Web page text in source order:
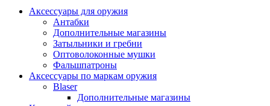
Аксессуары для оружия
Антабки
Дополнительные магазины
Затыльники и гребни
Оптоволоконные мушки
Фальшпатроны
Аксессуары по маркам оружия
Blaser
Дополнительные магазины